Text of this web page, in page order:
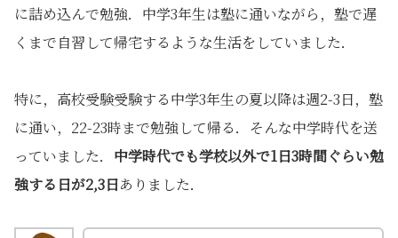
に詰め込んで勉強．中学3年生は塾に通いながら，塾で遅
くまで自習して帰宅するような生活をしていました．
特に，高校受験受験する中学3年生の夏以降は週2-3日，塾
に通い，22-23時まで勉強して帰る．そんな中学時代を送
っていました． 中学時代でも学校以外で1日3時間ぐらい勉
強する日が2,3日ありました．